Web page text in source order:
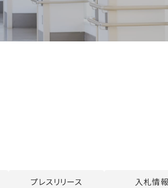
プレスリリース 入札情報